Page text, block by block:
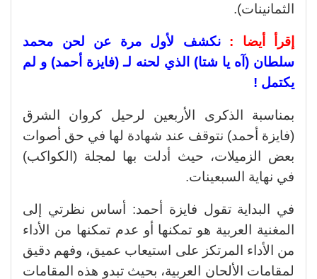
الثمانينات).
إقرأ أيضا :نكشف لأول مرة عن لحن محمد
سلطان (آه يا شتا) الذي لحنه لـ (فايزة أحمد) و لم
يكتمل !
بمناسبة الذكرى الأربعين لرحيل كروان الشرق
(فايزة أحمد) نتوقف عند شهادة لها في حق أصوات
بعض الزميلات، حيث أدلت بها لمجلة (الكواكب)
في نهاية السبعينات.
في البداية تقول فايزة أحمد: أساس نظرتي إلى
المغنية العربية هو تمكنها أو عدم تمكنها من الأداء
من الأداء المرتكز على استيعاب عميق، وفهم دقيق
لمقامات الألحان العربية، بحيث تبدو هذه المقامات